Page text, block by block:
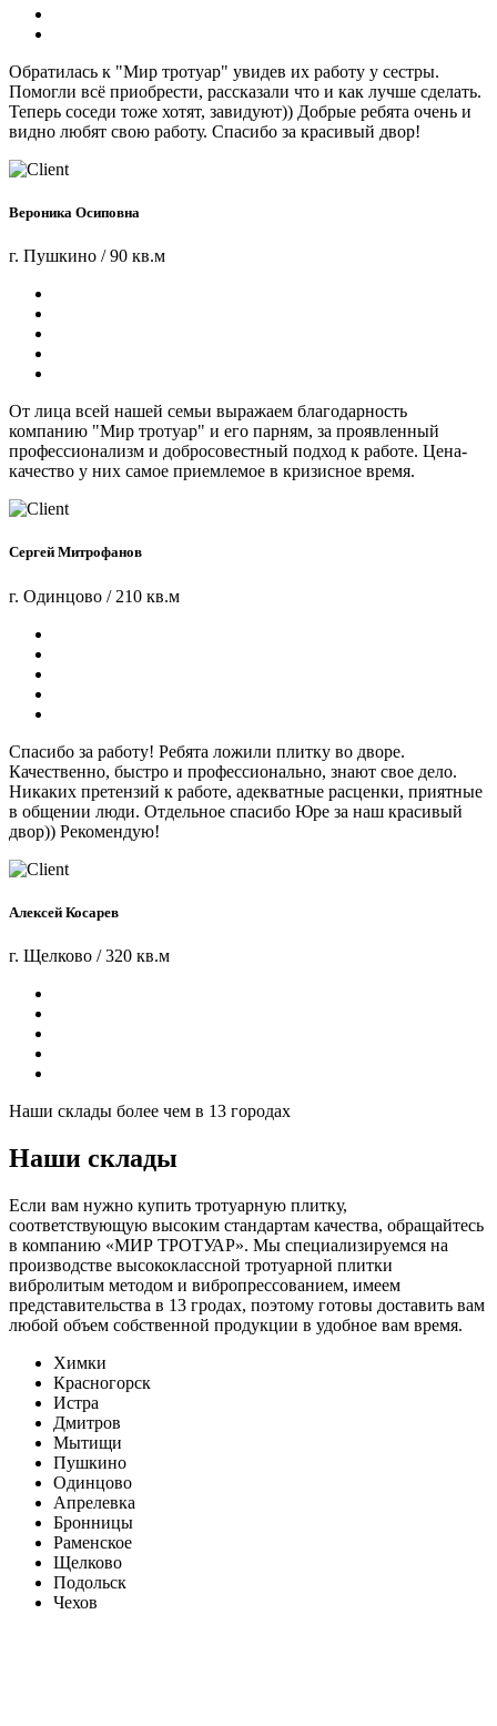
Обратилась к "Мир тротуар" увидев их работу у сестры.
Помогли всё приобрести, рассказали что и как лучше сделать.
Теперь соседи тоже хотят, завидуют)) Добрые ребята очень и
видно любят свою работу. Спасибо за красивый двор!
Вероника Осиповна
г. Пушкино / 90 кв.м
От лица всей нашей семьи выражаем благодарность
компанию "Мир тротуар" и его парням, за проявленный
профессионализм и добросовестный подход к работе. Цена-
качество у них самое приемлемое в кризисное время.
Сергей Митрофанов
г. Одинцово / 210 кв.м
Спасибо за работу! Ребята ложили плитку во дворе.
Качественно, быстро и профессионально, знают свое дело.
Никаких претензий к работе, адекватные расценки, приятные
в общении люди. Отдельное спасибо Юре за наш красивый
двор)) Рекомендую!
Алексей Косарев
г. Щелково / 320 кв.м
Наши склады более чем в 13 городах
Наши склады
Если вам нужно купить тротуарную плитку,
соответствующую высоким стандартам качества, обращайтесь
в компанию «МИР ТРОТУАР». Мы специализируемся на
производстве высококлассной тротуарной плитки
вибролитым методом и вибропрессованием, имеем
представительства в 13 гродах, поэтому готовы доставить вам
любой объем собственной продукции в удобное вам время.
Химки
Красногорск
Истра
Дмитров
Мытищи
Пушкино
Одинцово
Апрелевка
Бронницы
Раменское
Щелково
Подольск
Чехов